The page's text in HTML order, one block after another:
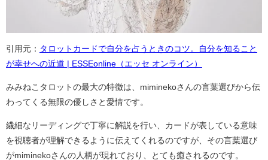
引用元： タロットカードで自分を占うときのコツ。自分を知ること
が幸せへの近道 | ESSEonline（エッセ オンライン）
みみねこタロットの最大の特徴は、miminekoさんの言葉選びから伝
わってくる無限の優しさと愛情です。
繊細なリーディングで丁寧に解説を行い、カードが表している意味
を視聴者が理解できるように伝えてくれるのですが、その言葉選び
がmiminekoさんの人柄が現れており、とても癒されるのです。